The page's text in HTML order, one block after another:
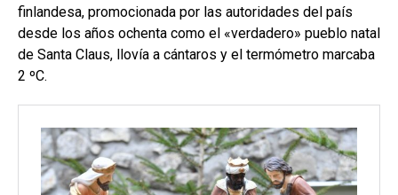
finlandesa, promocionada por las autoridades del país
desde los años ochenta como el «verdadero» pueblo natal
de Santa Claus, llovía a cántaros y el termómetro marcaba
2 ºC.